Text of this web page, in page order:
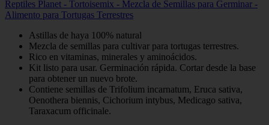
Reptiles Planet - Tortoisemix - Mezcla de Semillas para Germinar -
Alimento para Tortugas Terrestres
Astillas de haya 100% natural
Mezcla de semillas para cultivar para tortugas terrestres.
Rico en vitaminas, minerales y aminoácidos.
Kit listo para usar. Germinación rápida. Cortar desde la base
para obtener un nuevo brote.
Contiene semillas de Trifolium incarnatum, Eruca sativa,
Oenothera biennis, Cichorium intybus, Medicago sativa,
Taraxacum officinale.